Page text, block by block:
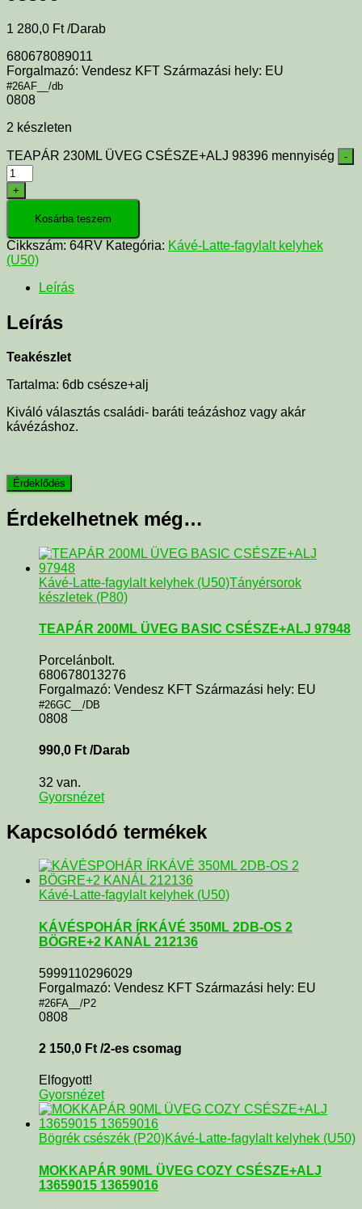
1 280,0 Ft /Darab
680678089011
Forgalmazó: Vendesz KFT Származási hely: EU
#26AF__/db
0808
2 készleten
TEAPÁR 230ML ÜVEG CSÉSZE+ALJ 98396 mennyiség -
+
Kosárba teszem
Cikkszám: 64RV Kategória: Kávé-Latte-fagylalt kelyhek
(U50)
Leírás
Leírás
Teakészlet
Tartalma: 6db csésze+alj
Kiváló választás családi- baráti teázáshoz vagy akár
kávézáshoz.
Érdekelhetnek még…
Kávé-Latte-fagylalt kelyhek (U50)Tányérsorok
készletek (P80)
TEAPÁR 200ML ÜVEG BASIC CSÉSZE+ALJ 97948
Porcelánbolt.
680678013276
Forgalmazó: Vendesz KFT Származási hely: EU
#26GC__/DB
0808
990,0 Ft /Darab
32 van.
Gyorsnézet
Kapcsolódó termékek
Kávé-Latte-fagylalt kelyhek (U50)
KÁVÉSPOHÁR ÍRKÁVÉ 350ML 2DB-OS 2
BÖGRE+2 KANÁL 212136
5999110296029
Forgalmazó: Vendesz KFT Származási hely: EU
#26FA__/P2
0808
2 150,0 Ft /2-es csomag
Elfogyott!
Gyorsnézet
Bögrék csészék (P20)Kávé-Latte-fagylalt kelyhek (U50)
MOKKAPÁR 90ML ÜVEG COZY CSÉSZE+ALJ
13659015 13659016